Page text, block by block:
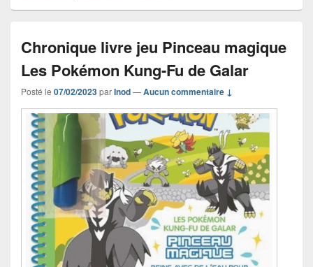
Chronique livre jeu Pinceau magique
Les Pokémon Kung-Fu de Galar
Posté le 07/02/2023parInod—Aucun commentaire ↓